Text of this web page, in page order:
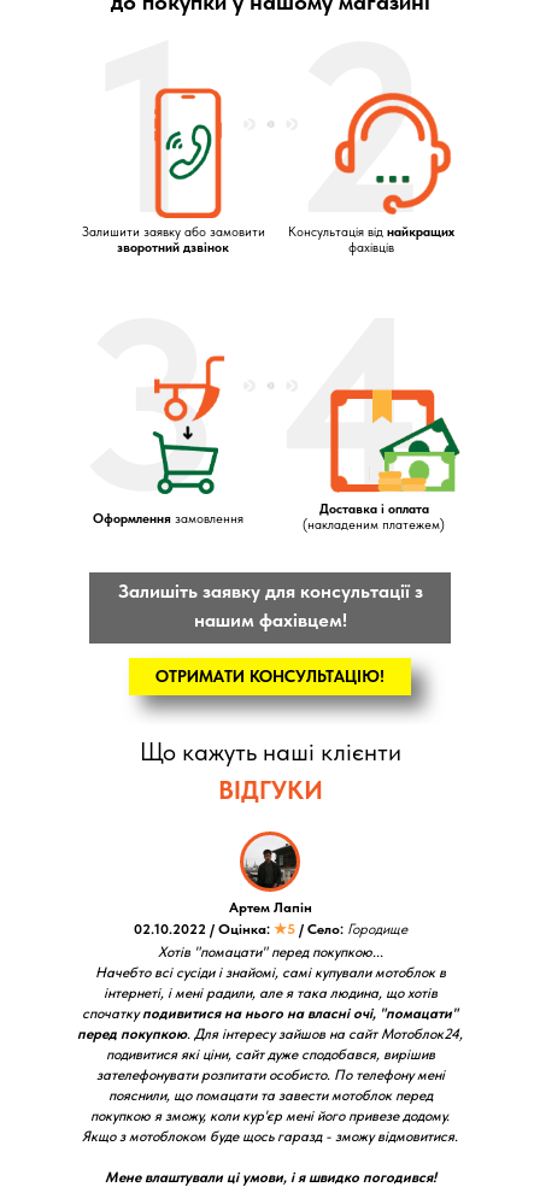
1
4
3
2
Залишити заявку або замовити
зворотний дзвінок
Консультація від найкращих
фахівців
Оформленнязамовлення
Доставка і оплата
(накладеним платежем)
ОТРИМАТИ КОНСУЛЬТАЦІЮ!
Залишіть заявку для консультації з
нашим фахівцем!
Що кажуть наші клієнти
ВІДГУКИ
Хотів "помацати" перед покупкою...
Начебто всі сусіди і знайомі, самі купували мотоблок в
інтернеті, і мені радили, але я така людина, що хотів
спочаткуподивитися на нього на власні очі, "помацати"
перед покупкою. Для інтересу зайшов на сайт Мотоблок24,
подивитися які ціни, сайт дуже сподобався, вирішив
зателефонувати розпитати особисто. По телефону мені
пояснили, що помацати та завести мотоблок перед
покупкою я зможу, коли кур'єр мені його привезе додому.
Якщо з мотоблоком буде щось гаразд - зможу відмовитися.
Мене влаштували ці умови, і я швидко погодився!
Артем Лапін
02.10.2022 / Оцінка: ★5 / Село: Городище